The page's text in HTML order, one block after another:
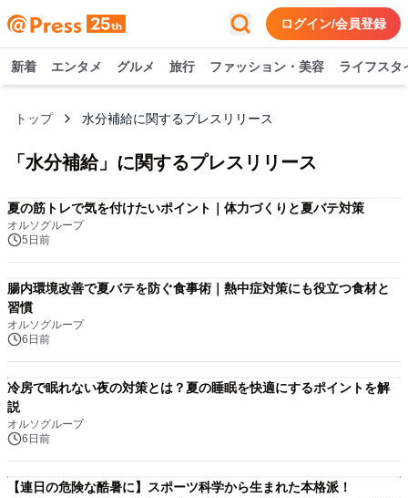
ログイン/会員登録
新着 エンタメ グルメ 旅行 ファッション・美容 ライフスタ
トップ 水分補給に関するプレスリリース
「 水分補給」に関するプレスリリース
夏の筋トレで気を付けたいポイント｜体力づくりと夏バテ対策
オルソグループ
5日前
腸内環境改善で夏バテを防ぐ食事術｜熱中症対策にも役立つ食材と
習慣
オルソグループ
6日前
冷房で眠れない夜の対策とは？夏の睡眠を快適にするポイントを解
説
オルソグループ
6日前
【連日の危険な酷暑に】スポーツ科学から生まれた本格派！